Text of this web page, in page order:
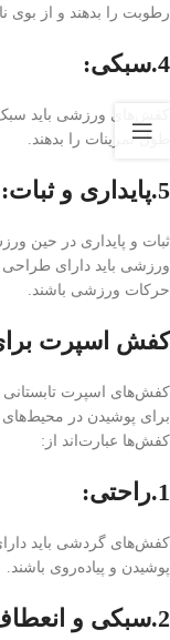
رطوبت را بدهند و از بوی
4.سبکی:
کفش‌های ورزشی باید سبک
طول تمرینات را بدهند.
5.پایداری و ثبات:
ثبات و پایداری در حین
ورزشی باید دارای
حرکات ورزشی باشند.
کفش اسپرت
کفش‌های اسپرت تابستانی
برای پوشیدن در
کفش‌ها عبارت‌اند از:
1.راحتی:
کفش‌های گردشی باید
پوشیدن و پیاده‌روی باشند.
2.سبکی و انعطاف‌پذیری: